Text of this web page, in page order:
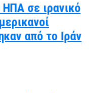
σε ιρανικό
από το Ιράν